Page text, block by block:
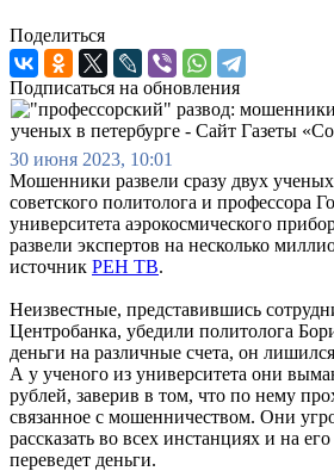
Поделиться
Подписаться на обновления
30 июня 2023, 10:01
Мошенники развели сразу двух
советского политолога и профессора
университета аэрокосмического
развели экспертов на несколько
источник РЕН ТВ.
Неизвестные, представившись
Центробанка, убедили политолога
деньги на различные счета, он
А у ученого из университета они
рублей, заверив в том, что по нему
связанное с мошенничеством. Они
рассказать во всех инстанциях и на
переведет деньги.